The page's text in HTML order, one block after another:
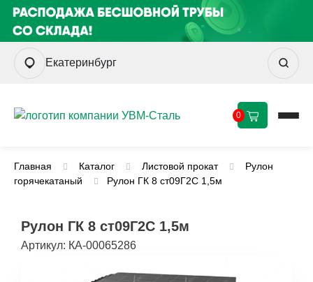
Екатеринбург
0
Главная Каталог Листовой прокат
Рулон
горячекатаный
Рулон ГК 8 ст09Г2С 1,5м
Рулон ГК 8 ст09Г2С 1,5м
Артикул: КА-00065286